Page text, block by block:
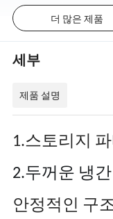
더 많은 제품
세부
제품 설명
1.스토리지
2.두꺼운 냉
안정적인 구